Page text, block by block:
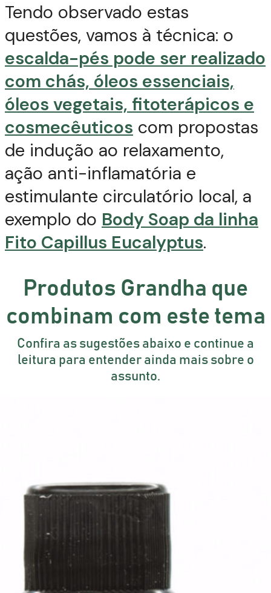
Tendo observado estas
questões, vamos à técnica: o
escalda-pés pode ser realizado
com chás, óleos essenciais,
óleos vegetais, fitoterápicos e
cosmecêuticos com propostas
de indução ao relaxamento,
ação anti-inflamatória e
estimulante circulatório local, a
exemplo do Body Soap da linha
Fito Capillus Eucalyptus.
Produtos Grandha que
combinam com este tema
Confira as sugestões abaixo e continue a
leitura para entender ainda mais sobre o
assunto.